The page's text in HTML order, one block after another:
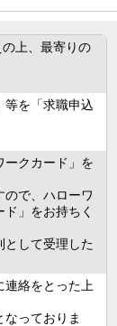
上、最寄りの
等を「求職申込
ークカード」を
で、ハローワ
」をお持ちく
として受理した
絡をとった上
っておりま